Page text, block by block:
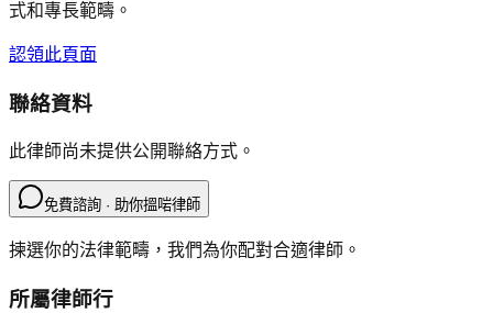
式和專長範疇。
認領此頁面
聯絡資料
此律師尚未提供公開聯絡方式。
免費諮詢 · 助你搵啱律師
揀選你的法律範疇，我們為你配對合適律師。
所屬律師行